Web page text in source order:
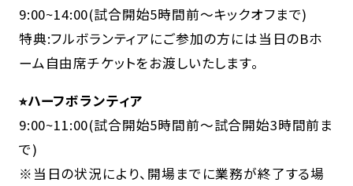
9:00~14:00(試合開始5時間前～キックオフまで)
特典:フルボランティアにご参加の方には当日のBホ
ーム自由席チケットをお渡しいたします。
⭐︎ハーフボランティア
9:00~11:00(試合開始5時間前～試合開始3時間前ま
で)
※当日の状況により、開場までに業務が終了する場